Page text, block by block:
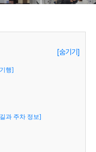
[숨기기]
행]
과 주차 정보]